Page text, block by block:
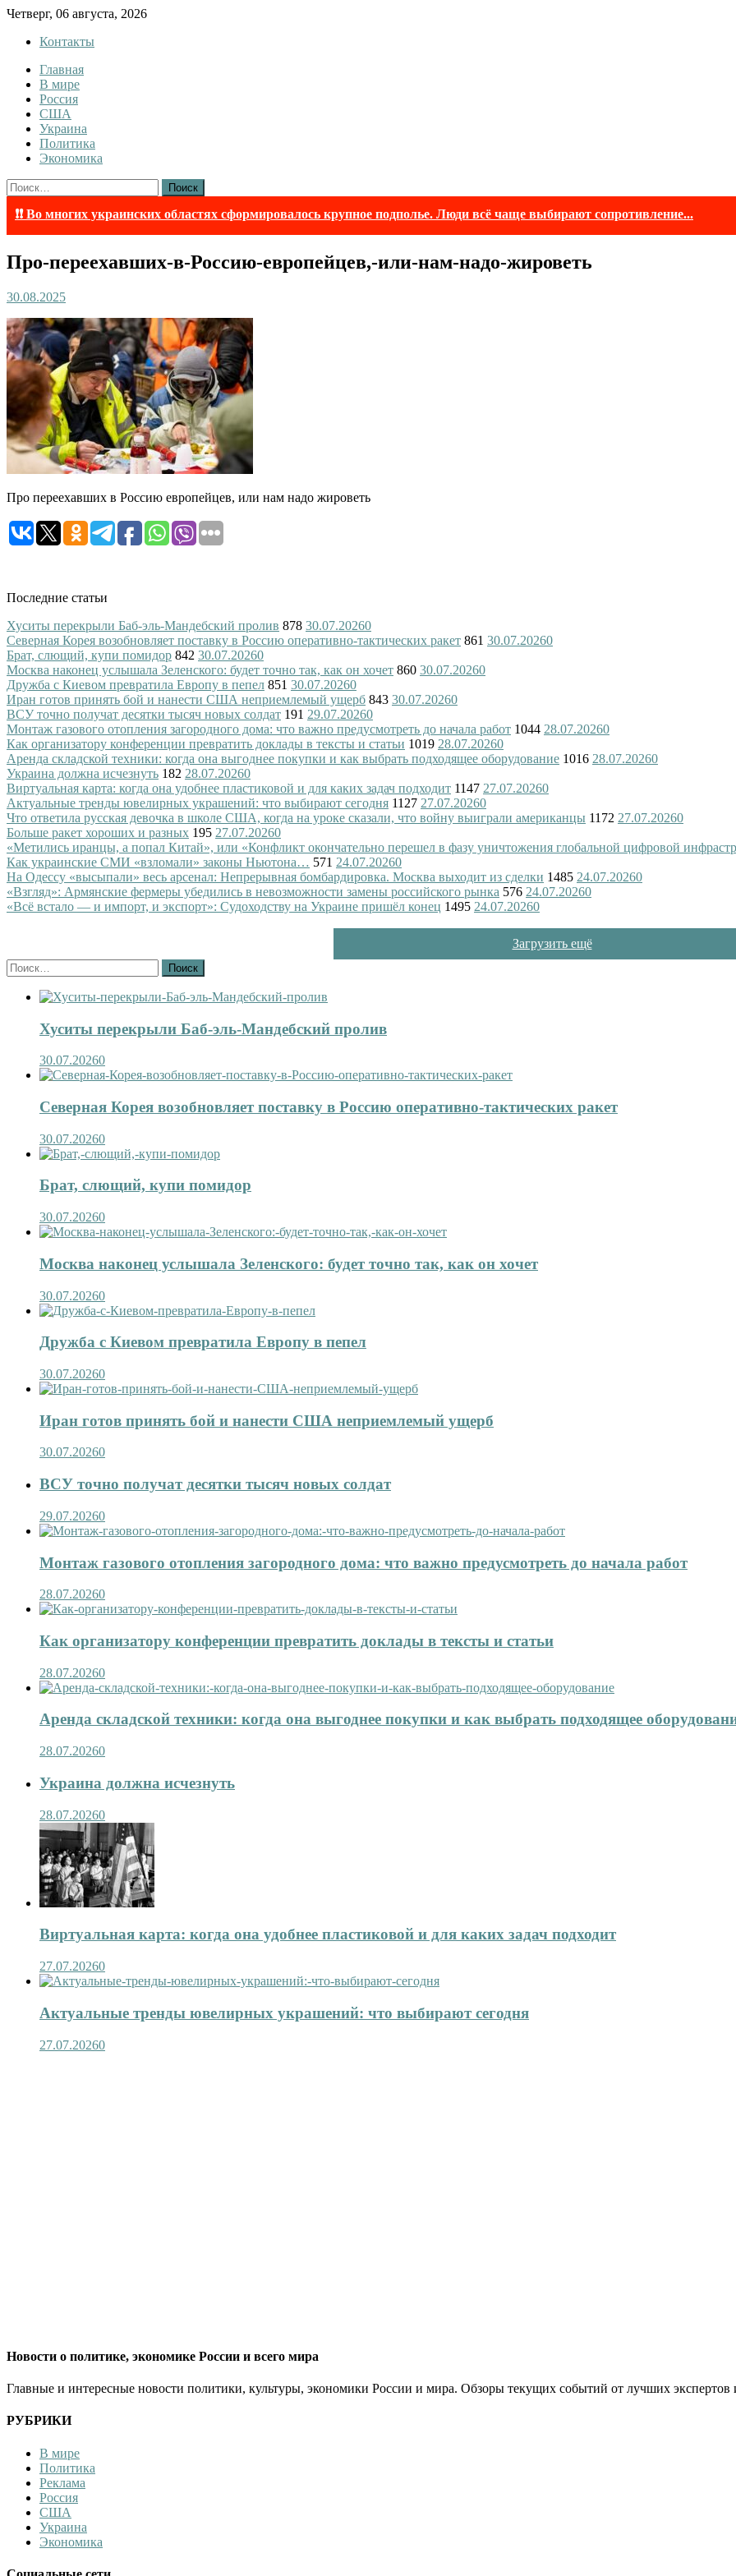
Skip
content
Четверг, 06 августа, 2026
Контакты
Tewi
Tewi — Новости
Главная
В мире
Россия
США
Украина
Политика
Экономика
Найти:
❗❗ Во многих украинских областях сформировалось крупное подполье. Люди всё чаще выбирают сопротивление...
Про-переехавших-в-Россию-европейцев,-или-нам-надо-жироветь
30.08.2025
Про переехавших в Россию европейцев, или нам надо жироветь
Последние статьи
Хуситы перекрыли Баб-эль-Мандебский пролив 878 30.07.20260
Северная Корея возобновляет поставку в Россию оперативно-тактических ракет 861 30.07.20260
Брат, слющий, купи помидор 842 30.07.20260
Москва наконец услышала Зеленского: будет точно так, как он хочет 860 30.07.20260
Дружба с Киевом превратила Европу в пепел 851 30.07.20260
Иран готов принять бой и нанести США неприемлемый ущерб 843 30.07.20260
ВСУ точно получат десятки тысяч новых солдат 191 29.07.20260
Монтаж газового отопления загородного дома: что важно предусмотреть до начала работ 1044 28.07.20260
Как организатору конференции превратить доклады в тексты и статьи 1019 28.07.20260
Аренда складской техники: когда она выгоднее покупки и как выбрать подходящее оборудование 1016 28.07.20260
Украина должна исчезнуть 182 28.07.20260
Виртуальная карта: когда она удобнее пластиковой и для каких задач подходит 1147 27.07.20260
Актуальные тренды ювелирных украшений: что выбирают сегодня 1127 27.07.20260
Что ответила русская девочка в школе США, когда на уроке сказали, что войну выиграли американцы 1172 27.07.20260
Больше ракет хороших и разных 195 27.07.20260
«Метились иранцы, а попал Китай», или «Конфликт окончательно перешел в фазу уничтожения глобальной цифровой
Как украинские СМИ «взломали» законы Ньютона… 571 24.07.20260
На Одессу «высыпали» весь арсенал: Непрерывная бомбардировка. Москва выходит из сделки 1485 24.07.20260
«Взгляд»: Армянские фермеры убедились в невозможности замены российского рынка 576 24.07.20260
«Всё встало — и импорт, и экспорт»: Судоходству на Украине пришёл конец 1495 24.07.20260
Загрузить ещё
Найти:
Хуситы перекрыли Баб-эль-Мандебский пролив
30.07.20260
Северная Корея возобновляет поставку в Россию оперативно-тактических ракет
30.07.20260
Брат, слющий, купи помидор
30.07.20260
Москва наконец услышала Зеленского: будет точно так, как он хочет
30.07.20260
Дружба с Киевом превратила Европу в пепел
30.07.20260
Иран готов принять бой и нанести США неприемлемый ущерб
30.07.20260
ВСУ точно получат десятки тысяч новых солдат
29.07.20260
Монтаж газового отопления загородного дома: что важно предусмотреть до начала работ
28.07.20260
Как организатору конференции превратить доклады в тексты и статьи
28.07.20260
Аренда складской техники: когда она выгоднее покупки и как выбрать подходящее
28.07.20260
Украина должна исчезнуть
28.07.20260
Виртуальная карта: когда она удобнее пластиковой и для каких задач подходит
27.07.20260
Актуальные тренды ювелирных украшений: что выбирают сегодня
27.07.20260
Новости о политике, экономике России и всего мира
Главные и интересные новости политики, культуры, экономики России и мира. Обзоры текущих событий от лучших экспертов
РУБРИКИ
В мире
Политика
Реклама
Россия
США
Украина
Экономика